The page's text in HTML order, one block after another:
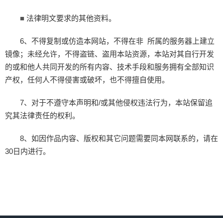
■ 法律明文要求的其他资料。
6、不得复制或仿造本网站，不得在非 所属的服务器上建立
镜像；未经允许，不得盗链、盗用本站资源，本站对其自行开发
的或和他人共同开发的所有内容、技术手段和服务拥有全部知识
产权，任何人不得侵害或破坏，也不得擅自使用。
7、对于不遵守本声明和/或其他侵权违法行为，本站保留追
究其法律责任的权利。
8、如因作品内容、版权和其它问题需要同本网联系的，请在
30日内进行。